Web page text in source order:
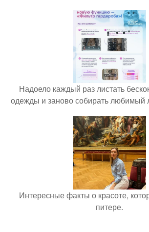
Надоело каждый раз листать
одежды и заново собирать любимый
Интересные факты о красоте,
питере.